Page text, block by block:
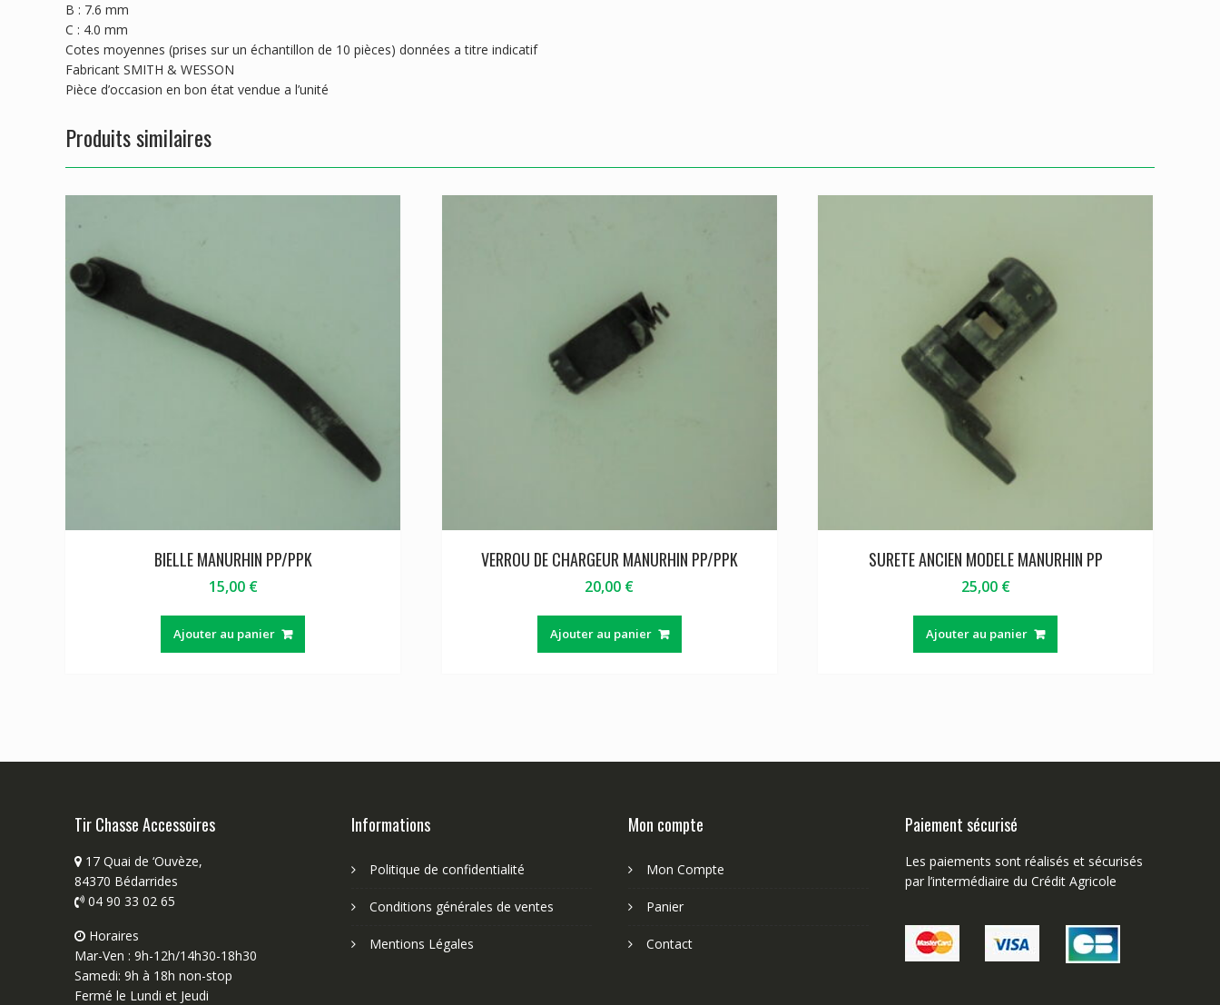
B : 7.6 mm
C : 4.0 mm
Cotes moyennes (prises sur un échantillon de 10 pièces) données a titre indicatif
Fabricant SMITH & WESSON
Pièce d’occasion en bon état vendue a l’unité
Produits similaires
BIELLE MANURHIN PP/PPK
15,00 €
Ajouter au panier
VERROU DE CHARGEUR MANURHIN PP/PPK
20,00 €
Ajouter au panier
SURETE ANCIEN MODELE MANURHIN PP
25,00 €
Ajouter au panier
Tir Chasse Accessoires
17 Quai de ‘Ouvèze,
84370 Bédarrides
04 90 33 02 65
Horaires
Mar-Ven : 9h-12h/14h30-18h30
Samedi: 9h à 18h non-stop
Fermé le Lundi et Jeudi
Informations
Politique de confidentialité
Conditions générales de ventes
Mentions Légales
Mon compte
Mon Compte
Panier
Contact
Paiement sécurisé
Les paiements sont réalisés et sécurisés
par l’intermédiaire du Crédit Agricole